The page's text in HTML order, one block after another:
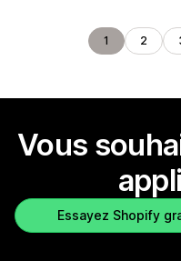
1 2
Vous
Essayez Shopify